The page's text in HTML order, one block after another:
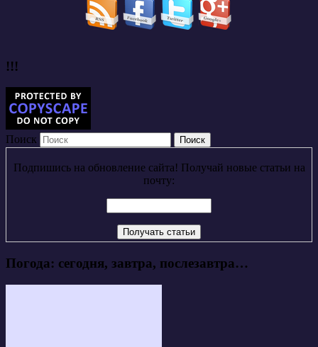
!!!
Поиск
Подпишись на обновление сайта! Получай новые статьи на
почту:
Погода: сегодня, завтра, послезавтра…